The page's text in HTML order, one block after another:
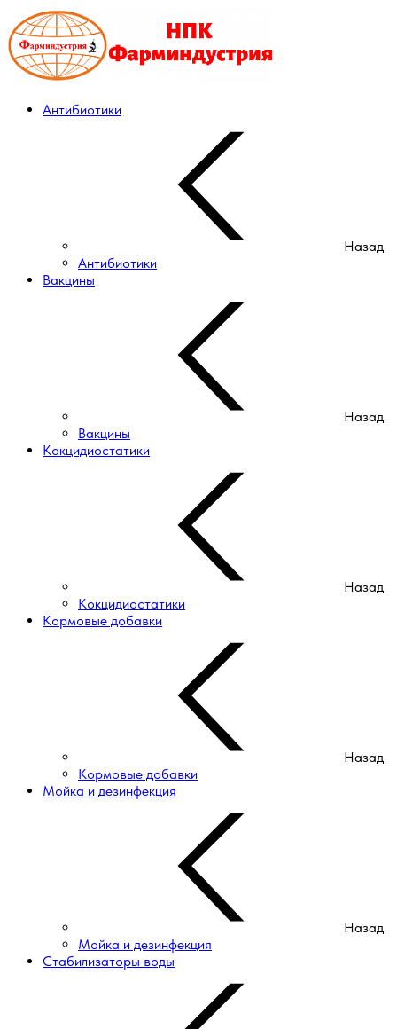
Антибиотики
Назад
Антибиотики
Вакцины
Назад
Вакцины
Кокцидиостатики
Назад
Кокцидиостатики
Кормовые добавки
Назад
Кормовые добавки
Мойка и дезинфекция
Назад
Мойка и дезинфекция
Стабилизаторы воды